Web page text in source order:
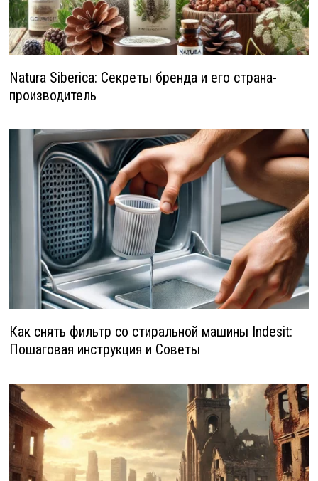
Natura Siberica: Секреты бренда и его страна-
производитель
Как снять фильтр со стиральной машины Indesit:
Пошаговая инструкция и Советы